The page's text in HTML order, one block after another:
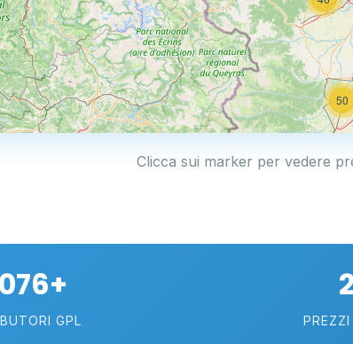
50
Clicca sui marker per vedere
GPL